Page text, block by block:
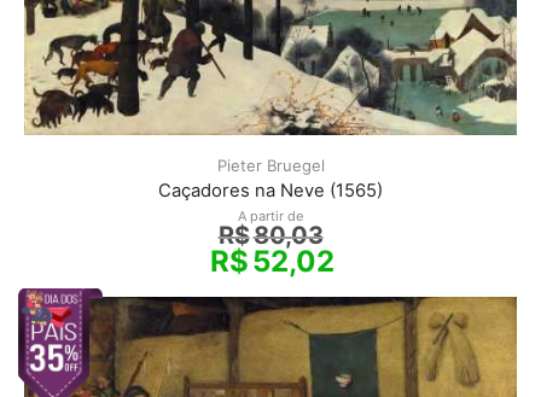
Pieter Bruegel
Caçadores na Neve (1565)
A partir de
R$80,03
R$52,02